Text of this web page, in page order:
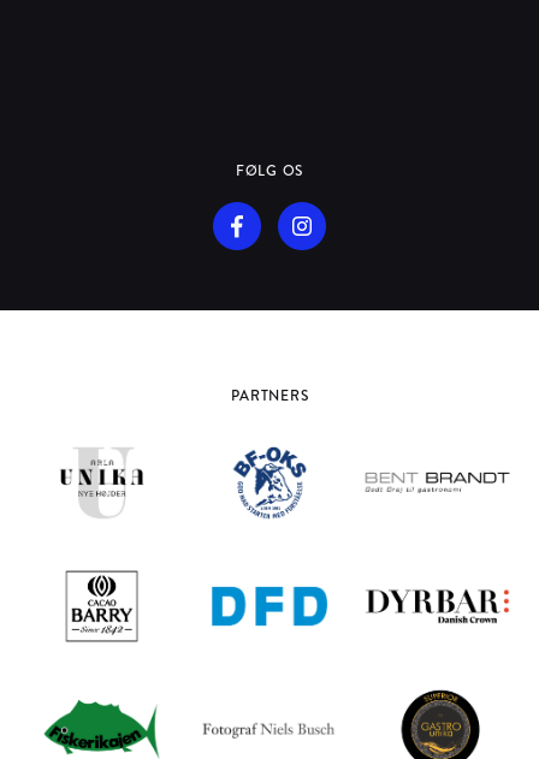
FØLG OS
PARTNERS